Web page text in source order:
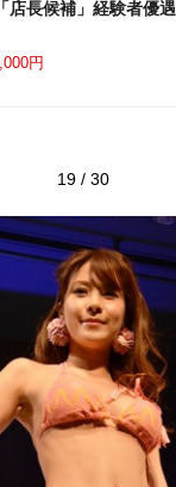
店長候補」経験者優遇
円
19 / 30